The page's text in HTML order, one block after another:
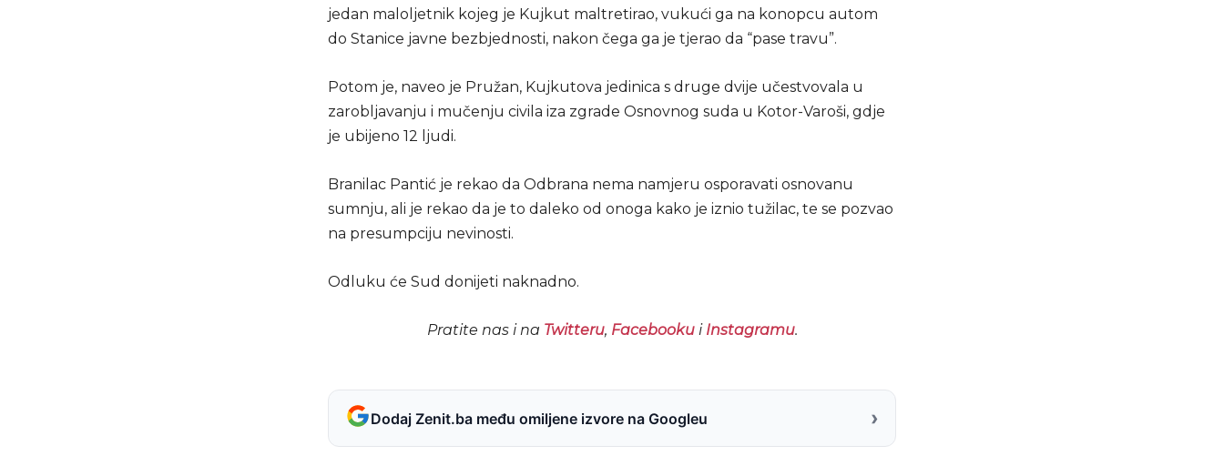
jedan maloljetnik kojeg je Kujkut maltretirao, vukući ga na konopcu autom
do Stanice javne bezbjednosti, nakon čega ga je tjerao da “pase travu”.
Potom je, naveo je Pružan, Kujkutova jedinica s druge dvije učestvovala u
zarobljavanju i mučenju civila iza zgrade Osnovnog suda u Kotor-Varoši, gdje
je ubijeno 12 ljudi.
Branilac Pantić je rekao da Odbrana nema namjeru osporavati osnovanu
sumnju, ali je rekao da je to daleko od onoga kako je iznio tužilac, te se pozvao
na presumpciju nevinosti.
Odluku će Sud donijeti naknadno.
Pratite nas i na Twitteru, Facebookui Instagramu.
Dodaj Zenit.ba među omiljene izvore na Googleu ›